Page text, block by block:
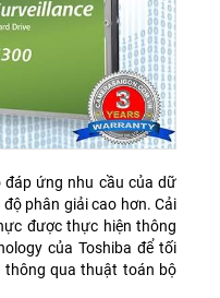
đáp ứng nhu cầu của dữ
phân giải cao hơn. Cải
được thực hiện thông
của Toshiba để tối
thông qua thuật toán bộ